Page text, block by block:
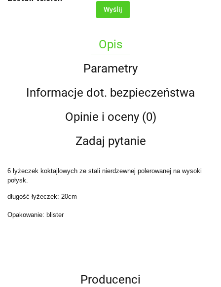
Wyślij
Opis
Parametry
Informacje dot. bezpieczeństwa
Opinie i oceny (0)
Zadaj pytanie
6 łyżeczek koktajlowych ze stali nierdzewnej polerowanej na wysoki
połysk.
długość łyżeczek: 20cm
Opakowanie: blister
Producenci